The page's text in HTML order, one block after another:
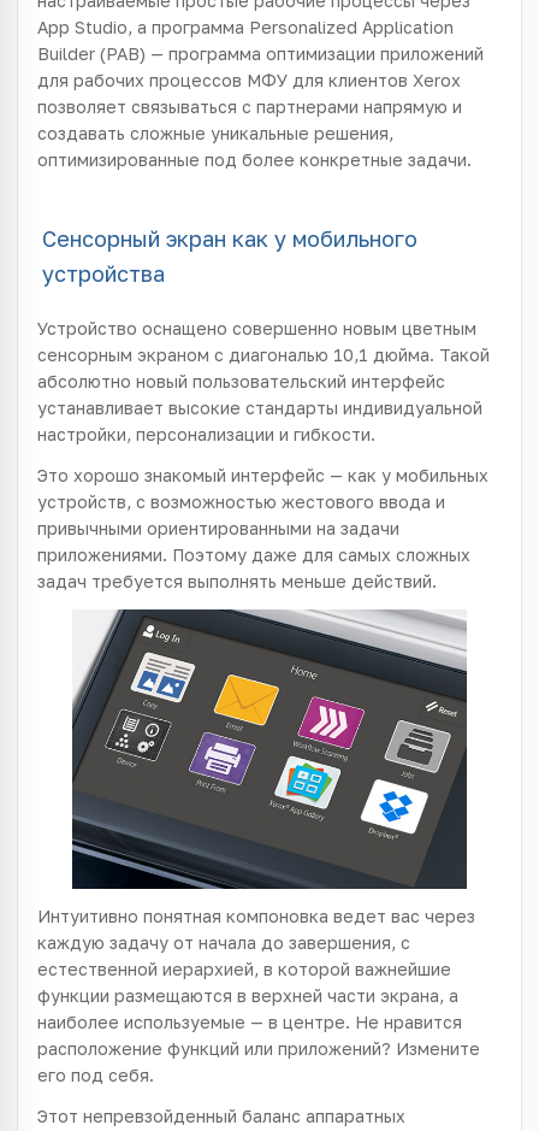
App Studio, а программа Personalized Application
Builder (PAB) — программа оптимизации приложений
для рабочих процессов МФУ для клиентов Xerox
позволяет связываться с партнерами напрямую и
создавать сложные уникальные решения,
оптимизированные под более конкретные задачи.
Сенсорный экран как у мобильного
устройства
Устройство оснащено совершенно новым цветным
сенсорным экраном с диагональю 10,1 дюйма. Такой
абсолютно новый пользовательский интерфейс
устанавливает высокие стандарты индивидуальной
настройки, персонализации и гибкости.
Это хорошо знакомый интерфейс — как у мобильных
устройств, с возможностью жестового ввода и
привычными ориентированными на задачи
приложениями. Поэтому даже для самых сложных
задач требуется выполнять меньше действий.
Интуитивно понятная компоновка ведет вас через
каждую задачу от начала до завершения, с
естественной иерархией, в которой важнейшие
функции размещаются в верхней части экрана, а
наиболее используемые — в центре. Не нравится
расположение функций или приложений? Измените
его под себя.
Этот непревзойденный баланс аппаратных